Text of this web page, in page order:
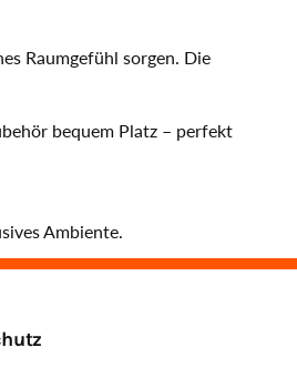
Raumgefühl sorgen. Die
bequem Platz – perfekt
Ambiente.